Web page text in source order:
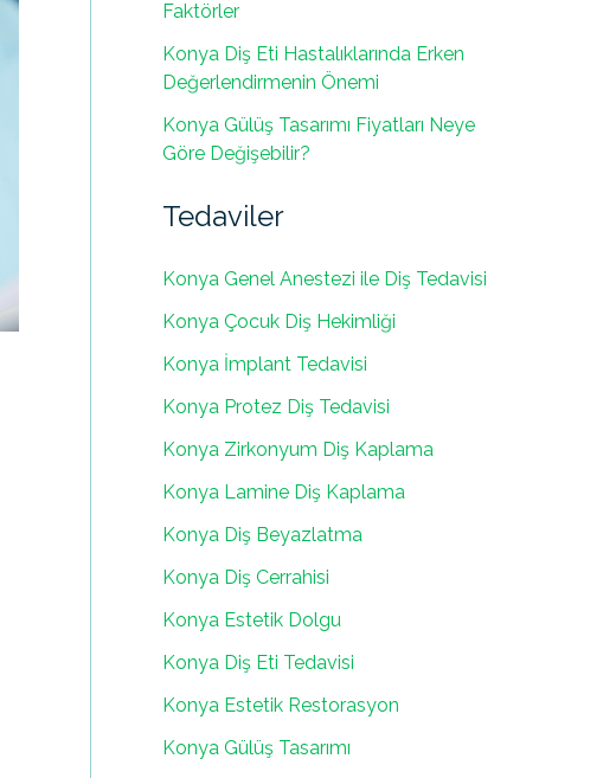
Faktörler
Konya Diş Eti Hastalıklarında Erken
Değerlendirmenin Önemi
Konya Gülüş Tasarımı Fiyatları Neye
Göre Değişebilir?
Tedaviler
Konya Genel Anestezi ile Diş Tedavisi
Konya Çocuk Diş Hekimliği
Konya İmplant Tedavisi
Konya Protez Diş Tedavisi
Konya Zirkonyum Diş Kaplama
Konya Lamine Diş Kaplama
Konya Diş Beyazlatma
Konya Diş Cerrahisi
Konya Estetik Dolgu
Konya Diş Eti Tedavisi
Konya Estetik Restorasyon
Konya Gülüş Tasarımı